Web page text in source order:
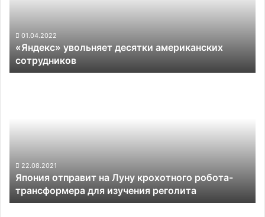
01.04.2022
«Яндекс» увольняет десятки американских
сотрудников
для
изучения
реголита
22.08.2021
Япония отправит на Луну крохотного робота-
трансформера для изучения реголита